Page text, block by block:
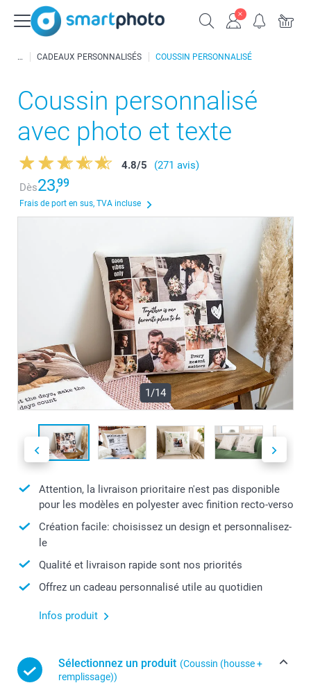
CADEAUX PERSONNALISÉS COUSSIN PERSONNALISÉ
Coussin personnalisé
avec photo et texte
4.8/5
(271 avis)
Dès23,99
Frais de port en sus, TVA incluse
1/14
Attention, la livraison prioritaire n'est pas disponible
pour les modèles en polyester avec finition recto-verso
Création facile: choisissez un design et personnalisez-
le
Qualité et livraison rapide sont nos priorités
Offrez un cadeau personnalisé utile au quotidien
Infos produit
Sélectionnez un produit (Coussin (housse +
remplissage))